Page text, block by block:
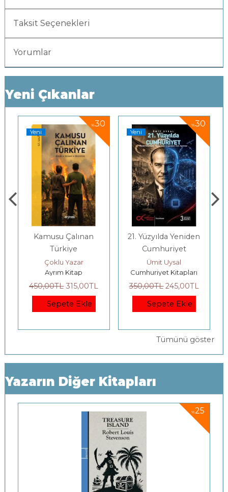
Taksit Seçenekleri
Yorumlar
Yeni Çıkanlar
%30
Kamusu Çalınan
Çoklu Yazar
Ayrım Kitap
TL 315,00TL
Sepete Ekle
%30
21. Yüzyılda Yeniden
Cumhuriyet
Ümit Uysal
Cumhuriyet Kitapları
TL 245,00TL
Sepete Ekle
Tümünü göster
Yazarın Diğer Kitapları
%25